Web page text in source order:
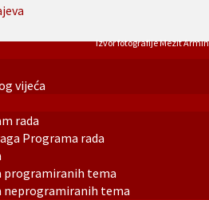
vijeća
rada
Programa rada
tema
tema
Izvor fotografije Mezit Armin